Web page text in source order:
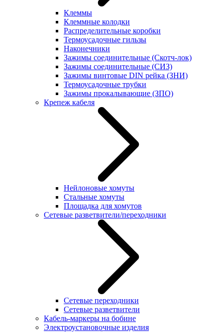
Клеммы
Клеммные колодки
Распределительные коробки
Термоусадочные гильзы
Наконечники
Зажимы соединительные (Скотч-лок)
Зажимы соединительные (СИЗ)
Зажимы винтовые DIN рейка (ЗНИ)
Термоусадочные трубки
Зажимы прокалывающие (ЗПО)
Крепеж кабеля
Нейлоновые хомуты
Стальные хомуты
Площадка для хомутов
Сетевые разветвители/переходники
Сетевые переходники
Сетевые разветвители
Кабель-маркеры на бобине
Электроустановочные изделия